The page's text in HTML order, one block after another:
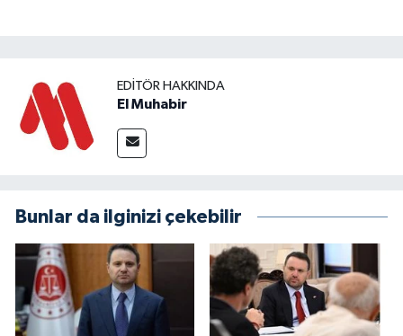
EDITÖR HAKKINDA
El Muhabir
Bunlar da ilginizi çekebilir